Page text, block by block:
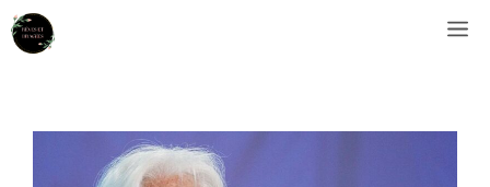
Aller
au